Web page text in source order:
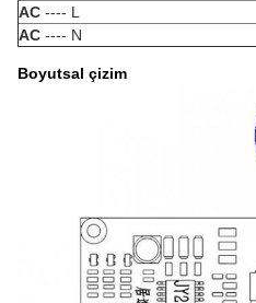
AC ---- L
AC ---- N
Boyutsal çizim